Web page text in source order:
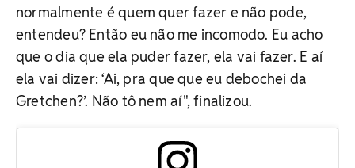
normalmente é quem quer fazer e não pode,
entendeu? Então eu não me incomodo. Eu acho
que o dia que ela puder fazer, ela vai fazer. E aí
ela vai dizer: ‘Ai, pra que que eu debochei da
Gretchen?’. Não tô nem aí", finalizou.